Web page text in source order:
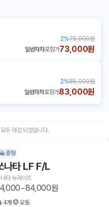
2%75,000원
일반자차포함가73,000원
2%85,000원
일반자차포함가83,000원
두 마감 되었습니다.
중형
나타 LF F/L
타 뉴라이즈
원
4개 오토